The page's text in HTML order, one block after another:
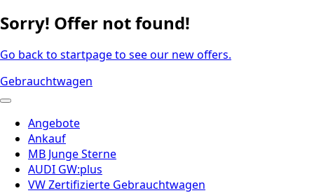
Sorry! Offer not found!
Go back to startpage to see our new offers.
Gebrauchtwagen
Angebote
Ankauf
MB Junge Sterne
AUDI GW:plus
VW Zertifizierte Gebrauchtwagen